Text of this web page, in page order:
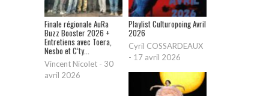
Finale régionale AuRa
Buzz Booster 2026 +
Entretiens avec Toera,
Nesbo et C’ty...
Vincent Nicolet - 30
avril 2026
Playlist Culturopoing Avril
2026
Cyril COSSARDEAUX
- 17 avril 2026